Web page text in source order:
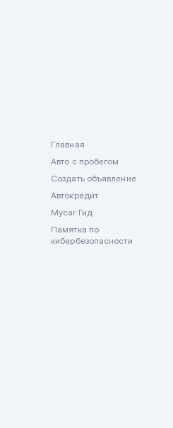
Главная
Авто с пробегом
Создать объявление
Автокредит
Mycar Гид
Памятка по
кибербезопасности